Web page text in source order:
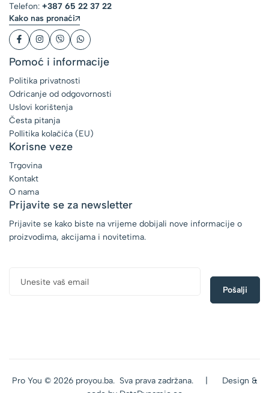
Telefon: +387 65 22 37 22
Kako nas pronaći
Pomoć i informacije
Politika privatnosti
Odricanje od odgovornosti
Uslovi korištenja
Česta pitanja
Pollitika kolačića (EU)
Korisne veze
Trgovina
Kontakt
O nama
Prijavite se za newsletter
Prijavite se kako biste na vrijeme dobijali nove informacije o
proizvodima, akcijama i novitetima.
Pro You © 2026 proyou.ba. Sva prava zadržana. | Design &